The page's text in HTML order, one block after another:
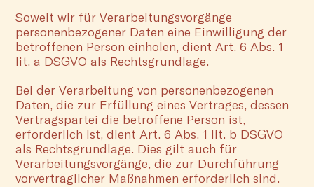
Soweit wir für Verarbeitungsvorgänge
personenbezogener Daten eine Einwilligung der
betroffenen Person einholen, dient Art. 6 Abs. 1
lit. a DSGVO als Rechtsgrundlage.
Bei der Verarbeitung von personenbezogenen
Daten, die zur Erfüllung eines Vertrages, dessen
Vertragspartei die betroffene Person ist,
erforderlich ist, dient Art. 6 Abs. 1 lit. b DSGVO
als Rechtsgrundlage. Dies gilt auch für
Verarbeitungsvorgänge, die zur Durchführung
vorvertraglicher Maßnahmen erforderlich sind.